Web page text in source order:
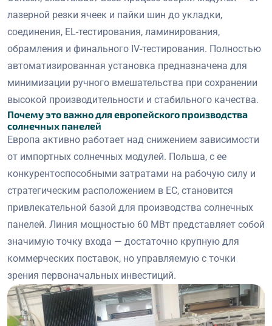
лазерной резки ячеек и пайки шин до укладки,
соединения, EL-тестирования, ламинирования,
обрамления и финального IV-тестирования. Полностью
автоматизированная установка предназначена для
минимизации ручного вмешательства при сохранении
высокой производительности и стабильного качества.
Почему это важно для европейского производства
солнечных панелей
Европа активно работает над снижением зависимости
от импортных солнечных модулей. Польша, с ее
конкурентоспособными затратами на рабочую силу и
стратегическим расположением в ЕС, становится
привлекательной базой для производства солнечных
панелей. Линия мощностью 60 МВт представляет собой
значимую точку входа — достаточно крупную для
коммерческих поставок, но управляемую с точки
зрения первоначальных инвестиций.